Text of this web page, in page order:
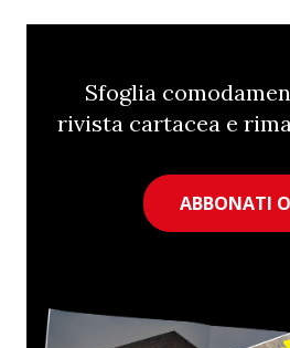
Sfoglia
rivista cartacea e
ABBONATI